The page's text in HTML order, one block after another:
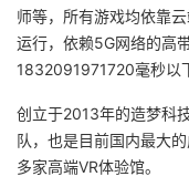
博的
坛
我
圈
的
我
师等，所有游戏均依靠
运行，依赖5G网络的高
1832091971720毫秒以
创立于2013年的造梦科
队，也是目前国内最大
多家高端VR体验馆。